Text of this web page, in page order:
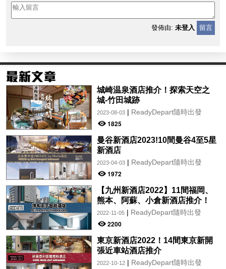
發佈由: 未登入 留言
城崎温泉酒店推介！探索天空之
城-竹田城跡
2023-08-03| ReadyDepart隨時出發
1825
曼谷新酒店2023!10間曼谷4至5星
新酒店
2023-04-03| ReadyDepart隨時出發
1972
【九州新酒店2022】11間福岡、
熊本、阿蘇、小倉新酒店推介！
2022-11-05| ReadyDepart隨時出發
2200
東京新酒店2022！14間東京新開
張近車站酒店推介
2022-10-12| ReadyDepart隨時出發